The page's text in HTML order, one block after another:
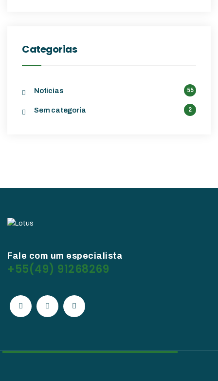
Categorias
Notícias 55
Sem categoria 2
Fale com um especialista
+55(49) 91268269